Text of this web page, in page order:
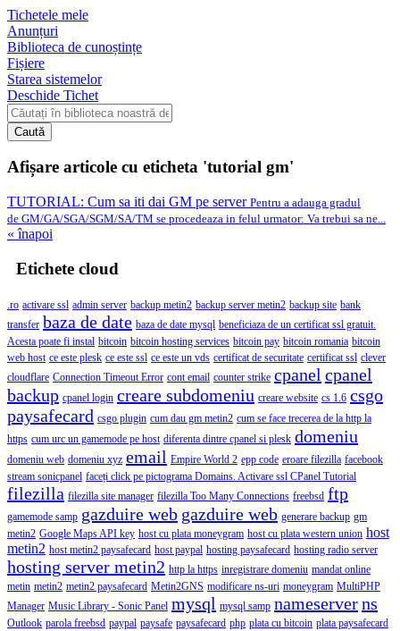
Tichetele mele
Anunțuri
Biblioteca de cunoștințe
Fișiere
Starea sistemelor
Deschide Tichet
Caută
Afișare articole cu eticheta 'tutorial gm'
TUTORIAL: Cum sa iti dai GM pe server Pentru a adauga gradul
de GM/GA/SGA/SGM/SA/TM se procedeaza in felul urmator: Va trebui sa ne...
« înapoi
Etichete cloud
.ro activare ssl admin server backup metin2 backup server metin2 backup site bank
transfer baza de date baza de date mysql beneficiaza de un certificat ssl gratuit.
Acesta poate fi instal bitcoin bitcoin hosting services bitcoin pay bitcoin romania bitcoin
web host ce este plesk ce este ssl ce este un vds certificat de securitate certificat ssl clever
cloudflare Connection Timeout Error cont email counter strike cpanel cpanel
backup cpanel login creare subdomeniu creare website cs 1.6 csgo
paysafecard csgo plugin cum dau gm metin2 cum se face trecerea de la http la
https cum urc un gamemode pe host diferenta dintre cpanel si plesk domeniu
domeniu web domeniu xyz email Empire World 2 epp code eroare filezilla facebook
stream sonicpanel faceți click pe pictograma Domains. Activare ssl CPanel Tutorial
filezilla filezilla site manager filezilla Too Many Connections freebsd ftp
gamemode samp gazduire web gazduire web generare backup gm
metin2 Google Maps API key host cu plata moneygram host cu plata western union host
metin2 host metin2 paysafecard host paypal hosting paysafecard hosting radio server
hosting server metin2 http la https inregistrare domeniu mandat online
metin metin2 metin2 paysafecard Metin2GNS modificare ns-uri moneygram MultiPHP
Manager Music Library - Sonic Panel mysql mysql samp nameserverns
Outlook parola freebsd paypal paysafe paysafecard php plata cu bitcoin plata paysafecard